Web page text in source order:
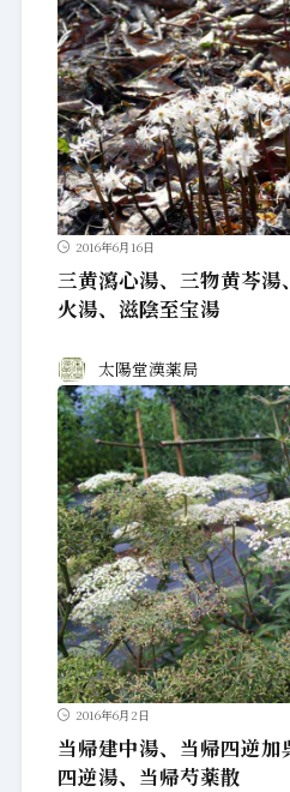
2016年6月16日
三黄瀉心湯、三物黄芩
火湯、滋陰至宝湯
太陽堂漢薬局
2016年6月2日
当帰建中湯、当帰四逆
四逆湯、当帰芍薬散